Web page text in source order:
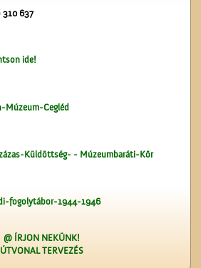
310 637
ide!
Múzeum-Cegléd
Küldöttség- - Múzeumbaráti-Kör
fogolytábor-1944-1946
@ ÍRJON NEKÜNK!
ÚTVONAL TERVEZÉS